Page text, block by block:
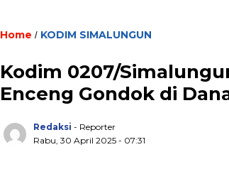
Home / KODIM SIMALUNGUN
Kodim 0207/
Enceng Gondok di
Redaksi - Reporter
Rabu, 30 April 2025 - 07:31